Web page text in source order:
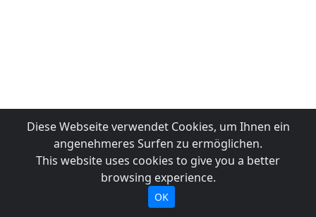
Diese Webseite verwendet Cookies, um Ihnen ein
angenehmeres Surfen zu ermöglichen.
This website uses cookies to give you a better
browsing experience.
OK